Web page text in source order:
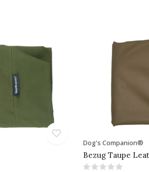
Dog's Companion®
Bezug Taupe